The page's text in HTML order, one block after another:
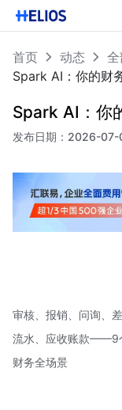
首页 动态
全
Spark AI：你的财
Spark AI：你
发布日期： 2026-07-
审核、报销、问询、
流水、应收账款——9
财务全场景